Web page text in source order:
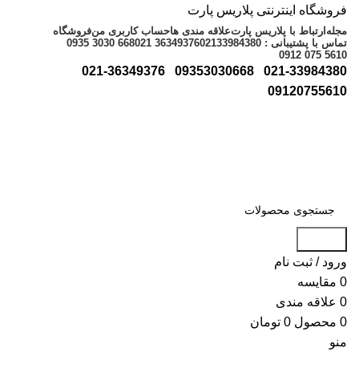
فروشگاه اینترنتی پلاریس پارت
مجله ارتباط با پلاریس پارتعلاقه مندی هاحساب کاربری منفروشگاه
تماس با پشتیبانی : 02133984380
021 36349376
0935 3030 668
0912 075 5610
021-33984380
09353030668
021-36349376
09120755610
ورود / ثبت نام
0 مقایسه
0 علاقه مندی
0 محصول 0 تومان
منو